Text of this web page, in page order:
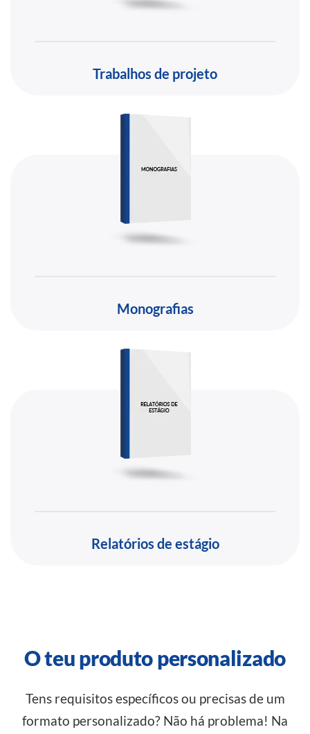
Trabalhos de projeto
Monografias
Relatórios de estágio
O teu produto personalizado
Tens requisitos específicos ou precisas de um
formato personalizado? Não há problema! Na